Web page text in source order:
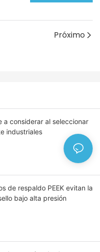
Próximo
a considerar al seleccionar
industriales
de respaldo PEEK evitan la
bajo alta presión